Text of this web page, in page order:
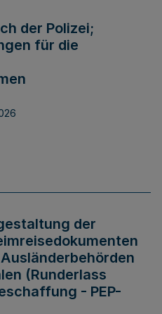
der Polizei;
für die
der
(Runderlass
- PEP-